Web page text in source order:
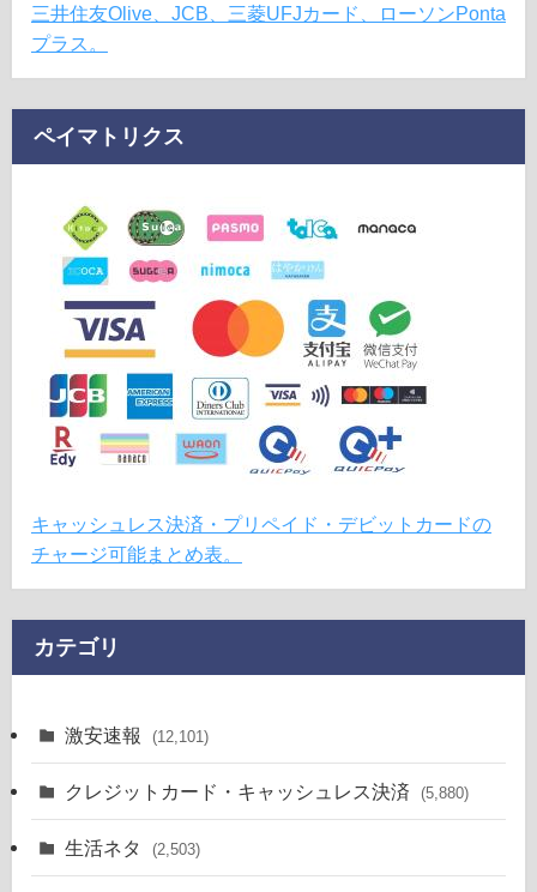
三井住友Olive、JCB、三菱UFJカード、ローソンPonta
プラス。
ペイマトリクス
キャッシュレス決済・プリペイド・デビットカードの
チャージ可能まとめ表。
カテゴリ
激安速報 (12,101)
クレジットカード・キャッシュレス決済 (5,880)
生活ネタ (2,503)